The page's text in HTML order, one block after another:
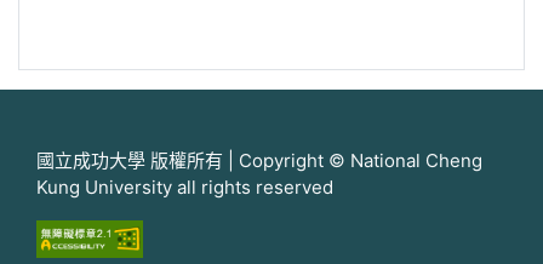
國立成功大學 版權所有 | Copyright © National Cheng
Kung University all rights reserved